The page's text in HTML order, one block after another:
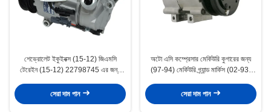
শেভ্রোলেট ইকুইনক্স (15-12) জিএমসি
টেরেইন (15-12) 22798745 এর জন্য
সেরা দাম পান
অটো এসি কম্প্রেসার মের্কিউরি কুগারের জন্য
(97-94) মের্কিউরি গ্র্যান্ড মার্কিস (02-93)
4L3Z19703AA
সেরা দাম পান